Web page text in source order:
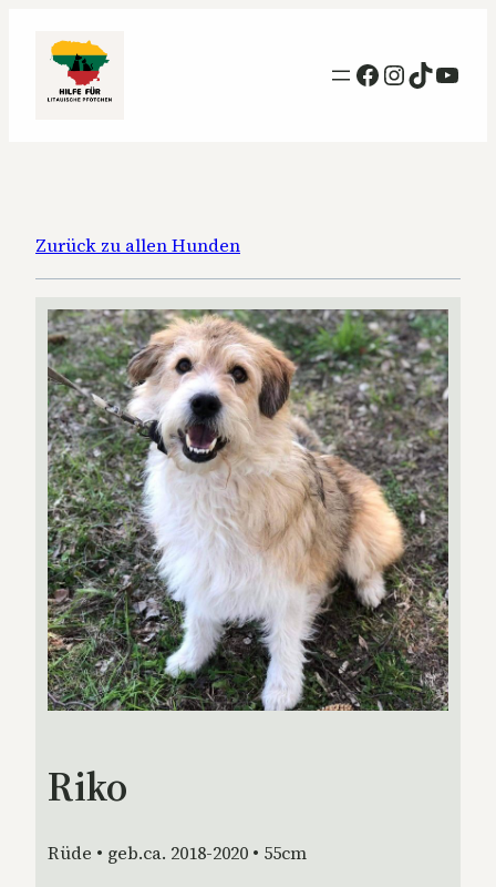
Facebook
TikTok
Zurück zu allen Hunden
Riko
Rüde • geb.ca. 2018-2020 • 55cm